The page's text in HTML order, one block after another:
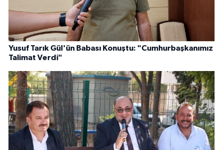
Yusuf Tarık Gül'ün Babası Konuştu: "Cumhurbaşkanımız
Talimat Verdi"